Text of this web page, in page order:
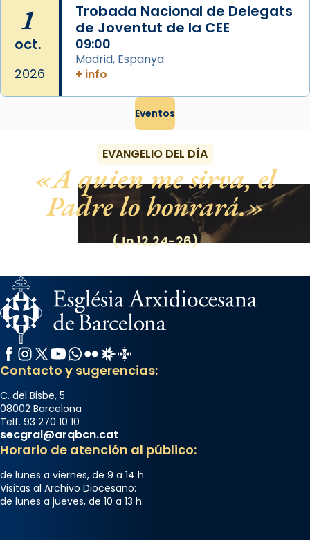
1
oct.
2026
Trobada Nacional de Delegats
de Joventut de la CEE
09:00
Madrid, Espanya
+ info
Eventos
EVANGELIO DEL DÍA
A quien me sirva, el
Padre lo honrará.
(Jn 12,24-26)
Facebook
Instagram
X / Twitter
YouTube
WhatsApp
FlickrRadio Estel
Catalunya Cristiana
Contacto y sugerencias:
C. del Bisbe, 5
08002 Barcelona
Telf. 93 270 10 10
secgral@arqbcn.cat
Horario de atención al público:
de lunes a viernes, de 9 a 14 h.
Visitas al Archivo Diocesano:
de lunes a jueves, de 10 a 13 h.